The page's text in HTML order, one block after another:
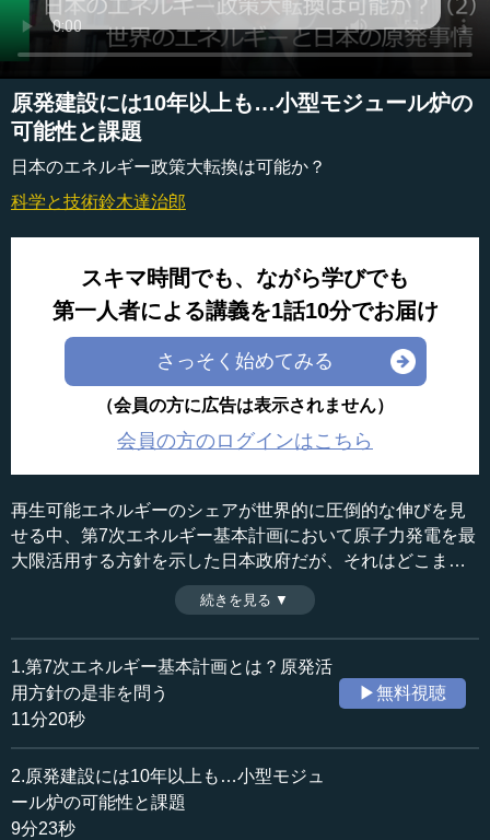
原発建設には10年以上も…小型モジュール炉の
可能性と課題
日本のエネルギー政策大転換は可能か？
科学と技術鈴木達治郎
スキマ時間でも、ながら学びでも
第一人者による講義を1話10分でお届け
さっそく始めてみる
（会員の方に広告は表示されません）
会員の方のログインはこちら
再生可能エネルギーのシェアが世界的に圧倒的な伸びを見
せる中、第7次エネルギー基本計画において原子力発電を最
大限活用する方針を示した日本政府だが、それはどこまで
現実的なのか。国際エネルギー機関が発表した今後のエネ
ルギーの見通しや温室効果ガス削減という観点から、日本
の原発復活路線の実際を考える。（全3話中第2話）
※インタビュアー：川上達史（テンミニッツ・アカデミー
編集長）
収録日：2025年4月4日
追加日：2025年8月17日
カテゴリー：
環境・資源
≪全文≫
●大幅な伸びが予測される再生可能エネルギーのシェ
ア
続きを見る ▼
1.第7次エネルギー基本計画とは？原発活
用方針の是非を問う
11分20秒
▶無料視聴
2.原発建設には10年以上も…小型モジュ
ール炉の可能性と課題
9分23秒